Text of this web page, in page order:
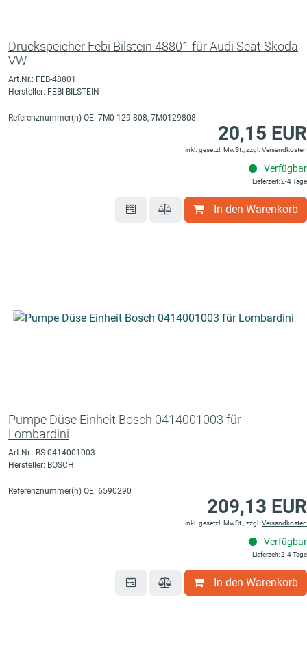
Druckspeicher Febi Bilstein 48801 für Audi Seat Skoda
VW
Art.Nr.: FEB-48801
Hersteller: FEBI BILSTEIN
Referenznummer(n) OE: 7M0 129 808, 7M0129808
20,15 EUR
inkl. gesetzl. MwSt., zzgl. Versandkosten
Verfügbar
Lieferzeit: 2-4 Tage
In den Warenkorb
Pumpe Düse Einheit Bosch 0414001003 für
Lombardini
Art.Nr.: BS-0414001003
Hersteller: BOSCH
Referenznummer(n) OE: 6590290
209,13 EUR
inkl. gesetzl. MwSt., zzgl. Versandkosten
Verfügbar
Lieferzeit: 2-4 Tage
In den Warenkorb